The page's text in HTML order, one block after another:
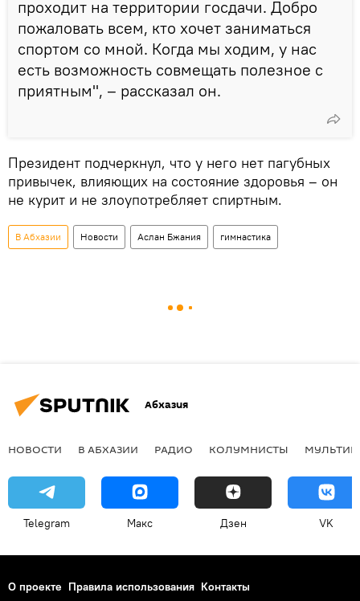
проходит на территории госдачи. Добро
пожаловать всем, кто хочет заниматься
спортом со мной. Когда мы ходим, у нас
есть возможность совмещать полезное с
приятным", – рассказал он.
Президент подчеркнул, что у него нет пагубных
привычек, влияющих на состояние здоровья – он
не курит и не злоупотребляет спиртным.
В Абхазии Новости Аслан Бжания гимнастика
Абхазия
НОВОСТИ В АБХАЗИИ РАДИО КОЛУМНИСТЫ
Telegram Макс Дзен VK
О проекте Правила использования Контакты